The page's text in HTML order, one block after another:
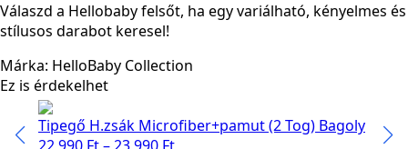
Válaszd a Hellobaby felsőt, ha egy variálható, kényelmes és
stílusos darabot keresel!
Márka: HelloBaby Collection
Ez is érdekelhet
Tipegő H.zsák Microfiber+pamut (2 Tog) Bagoly
Ártartomány:
Zea